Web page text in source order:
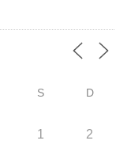
S D
1 2